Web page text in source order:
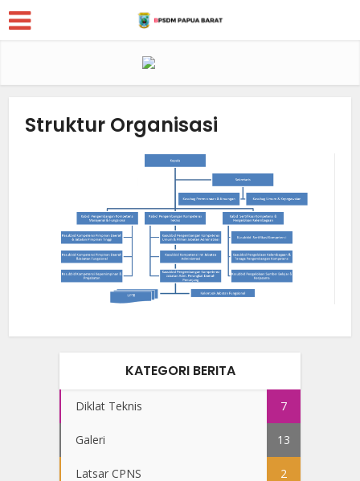
Struktur Organisasi
KATEGORI BERITA
Diklat Teknis 7
Galeri 13
Latsar CPNS 2